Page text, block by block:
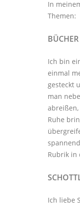
In
Themen:
BÜCHER
Ich bin
einmal
gesteckt
man
Ruhe
Rubrik in
Ich liebe